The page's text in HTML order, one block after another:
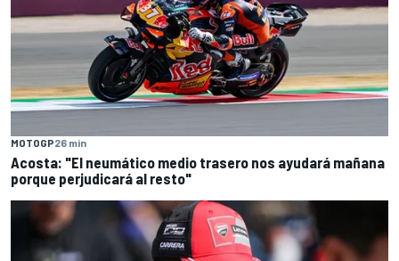
MOTOGP26 min
Acosta: "El neumático medio trasero nos ayudará mañana
porque perjudicará al resto"